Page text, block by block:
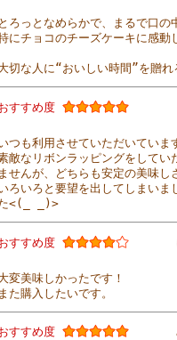
ろっとなめらかで、まるで口の
にチョコのチーズケーキに感動
切な人に“おいしい時間”を贈れ
すすめ度
つも利用させていただいていま
敵なリボンラッピングをしてい
せんが、どちらも安定の美味し
ろいろと要望を出してしまいま
<(_ _)>
すすめ度
変美味しかったです！
た購入したいです。
すすめ度